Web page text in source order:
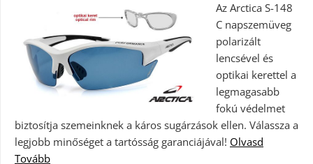
Az Arctica S-148
C napszemüveg
polarizált
lencsével és
optikai kerettel a
legmagasabb
fokú védelmet
biztosítja szemeinknek a káros sugárzások ellen. Válassza a
legjobb minőséget a tartósság garanciájával! Olvasd
Tovább